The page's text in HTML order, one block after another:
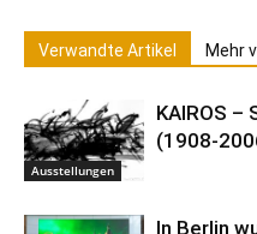
Verwandte Artikel Mehr
Ausstellungen
KAIROS –
(1908-
In Berlin